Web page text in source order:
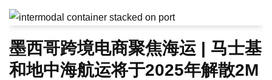
墨西哥跨境电商聚焦海运 | 马士基
和地中海航运将于2025年解散2M